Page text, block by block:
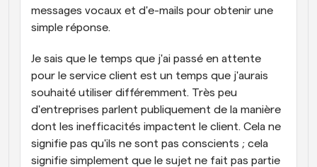
messages vocaux et d'e-mails pour obtenir une
simple réponse.
Je sais que le temps que j'ai passé en attente
pour le service client est un temps que j'aurais
souhaité utiliser différemment. Très peu
d'entreprises parlent publiquement de la manière
dont les inefficacités impactent le client. Cela ne
signifie pas qu'ils ne sont pas conscients ; cela
signifie simplement que le sujet ne fait pas partie